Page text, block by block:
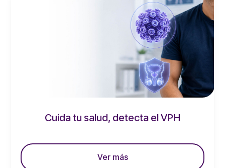
Cuida tu salud, detecta el VPH
leer más